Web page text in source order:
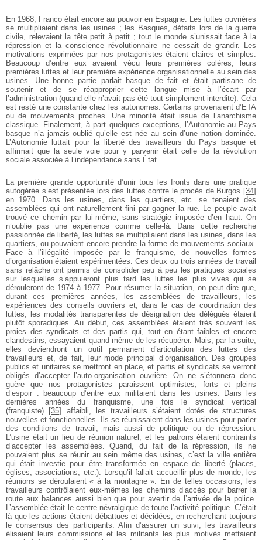
En 1968, Franco était encore au pouvoir en Espagne. Les luttes ouvrières
se multipliaient dans les usines ; les Basques, défaits lors de la guerre
civile, relevaient la tête petit à petit ; tout le monde s’unissait face à la
répression et la conscience révolutionnaire ne cessait de grandir. Les
motivations exprimées par nos protagonistes étaient claires et simples.
Beaucoup d’entre eux avaient vécu leurs premières colères, leurs
premières luttes et leur première expérience organisationnelle au sein des
usines. Une bonne partie parlait basque de fait et était partisane de
soutenir et de se réapproprier cette langue mise à l’écart par
l’administration (quand elle n’avait pas été tout simplement interdite). Cela
est resté une constante chez les autonomes. Certains provenaient d’ETA
ou de mouvements proches. Une minorité était issue de l’anarchisme
classique. Finalement, à part quelques exceptions, l’Autonomie au Pays
basque n’a jamais oublié qu’elle est née au sein d’une nation dominée.
L’Autonomie luttait pour la liberté des travailleurs du Pays basque et
affirmait que la seule voie pour y parvenir était celle de la révolution
sociale associée à l’indépendance sans État.
La première grande opportunité d’unir tous les fronts dans une pratique
autogérée s’est présentée lors des luttes contre le procès de Burgos [34]
en 1970. Dans les usines, dans les quartiers, etc. se tenaient des
assemblées qui ont naturellement fini par gagner la rue. Le peuple avait
trouvé ce chemin par lui-même, sans stratégie imposée d’en haut. On
n’oublie pas une expérience comme celle-là. Dans cette recherche
passionnée de liberté, les luttes se multipliaient dans les usines, dans les
quartiers, ou pouvaient encore prendre la forme de mouvements sociaux.
Face à l’illégalité imposée par le franquisme, de nouvelles formes
d’organisation étaient expérimentées. Ces deux ou trois années de travail
sans relâche ont permis de consolider peu à peu les pratiques sociales
sur lesquelles s’appuieront plus tard les luttes les plus vives qui se
dérouleront de 1974 à 1977. Pour résumer la situation, on peut dire que,
durant ces premières années, les assemblées de travailleurs, les
expériences des conseils ouvriers et, dans le cas de coordination des
luttes, les modalités transparentes de désignation des délégués étaient
plutôt sporadiques. Au début, ces assemblées étaient très souvent les
proies des syndicats et des partis qui, tout en étant faibles et encore
clandestins, essayaient quand même de les récupérer. Mais, par la suite,
elles deviendront un outil permanent d’articulation des luttes des
travailleurs et, de fait, leur mode principal d’organisation. Des groupes
publics et unitaires se mettront en place, et partis et syndicats se verront
obligés d’accepter l’auto-organisation ouvrière. On ne s’étonnera donc
guère que nos protagonistes paraissent optimistes, forts et pleins
d’espoir : beaucoup d’entre eux militaient dans les usines. Dans les
dernières années du franquisme, une fois le syndicat vertical
(franquiste) [35]
affaibli, les travailleurs s’étaient dotés de structures
nouvelles et fonctionnelles. Ils se réunissaient dans les usines pour parler
des conditions de travail, mais aussi de politique ou de répression.
L’usine était un lieu de réunion naturel, et les patrons étaient contraints
d’accepter les assemblées. Quand, du fait de la répression, ils ne
pouvaient plus se réunir au sein même des usines, c’est la ville entière
qui était investie pour être transformée en espace de liberté (places,
églises, associations, etc.). Lorsqu’il fallait accueillir plus de monde, les
réunions se déroulaient « à la montagne ». En de telles occasions, les
travailleurs contrôlaient eux-mêmes les chemins d’accès pour barrer la
route aux balances aussi bien que pour avertir de l’arrivée de la police.
L’assemblée était le centre névralgique de toute l’activité politique. C’était
là que les actions étaient débattues et décidées, en recherchant toujours
le consensus des participants. Afin d’assurer un suivi, les travailleurs
élisaient leurs commissions et les militants les plus motivés mettaient